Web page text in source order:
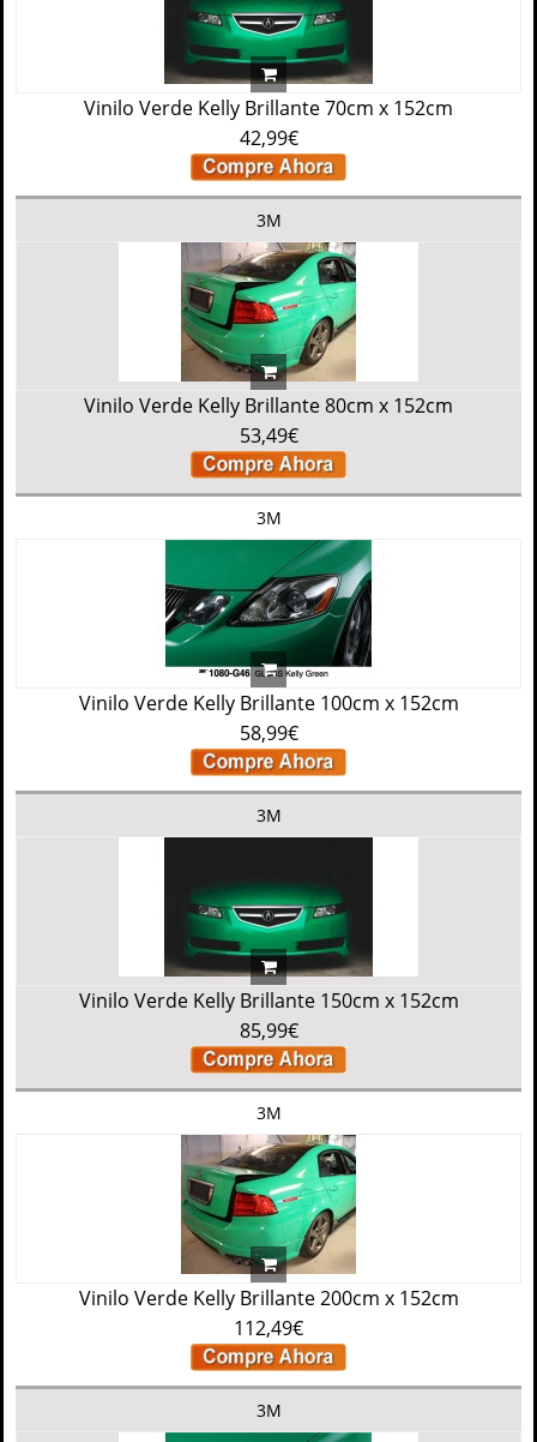
Vinilo Verde Kelly Brillante 70cm x 152cm
42,99€
3M
Vinilo Verde Kelly Brillante 80cm x 152cm
53,49€
3M
Vinilo Verde Kelly Brillante 100cm x 152cm
58,99€
3M
Vinilo Verde Kelly Brillante 150cm x 152cm
85,99€
3M
Vinilo Verde Kelly Brillante 200cm x 152cm
112,49€
3M